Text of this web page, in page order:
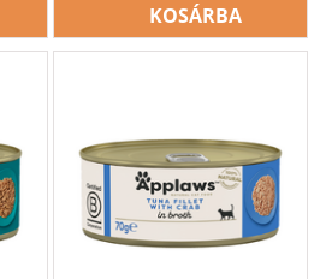
KOSÁRBA